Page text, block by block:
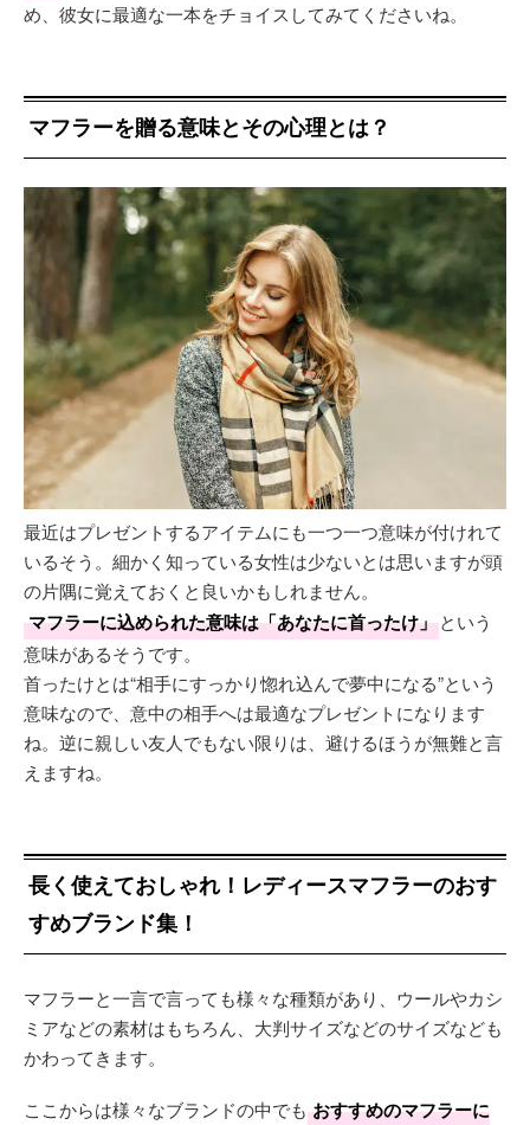
め、彼女に最適な一本をチョイスしてみてくださいね。
マフラーを贈る意味とその心理とは？
最近はプレゼントするアイテムにも一つ一つ意味が付けれて
いるそう。細かく知っている女性は少ないとは思いますが頭
の片隅に覚えておくと良いかもしれません。
マフラーに込められた意味は「あなたに首ったけ」という
意味があるそうです。
首ったけとは“相手にすっかり惚れ込んで夢中になる”という
意味なので、意中の相手へは最適なプレゼントになります
ね。逆に親しい友人でもない限りは、避けるほうが無難と言
えますね。
長く使えておしゃれ！レディースマフラーのおす
すめブランド集！
マフラーと一言で言っても様々な種類があり、ウールやカシ
ミアなどの素材はもちろん、大判サイズなどのサイズなども
かわってきます。
ここからは様々なブランドの中でも おすすめのマフラーに